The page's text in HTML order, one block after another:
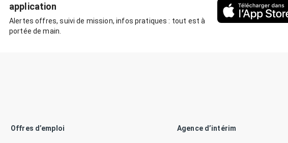
application
Alertes offres, suivi de mission, infos pratiques : tout est à
portée de main.
Offres d’emploi Agence d’intérim